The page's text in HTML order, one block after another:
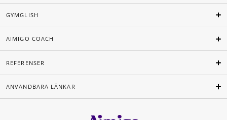
GYMGLISH
AIMIGO COACH
REFERENSER
ANVÄNDBARA LÄNKAR